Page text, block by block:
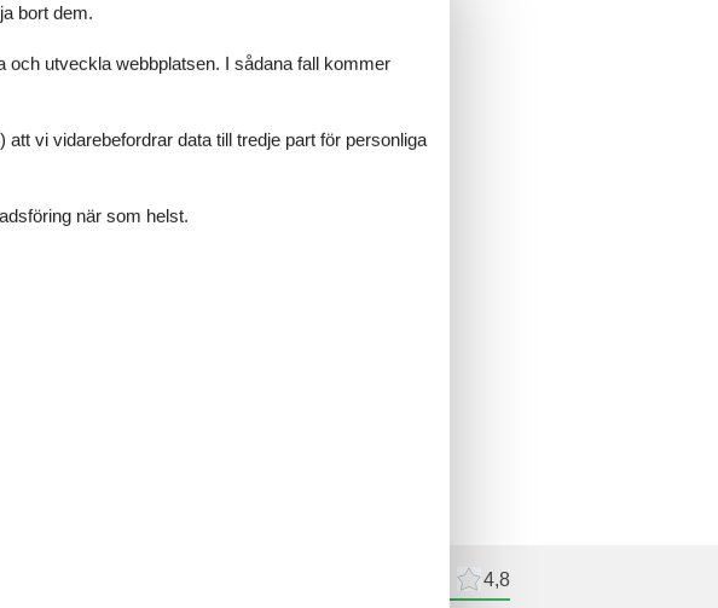
4,8
bort dem.
och utveckla webbplatsen. I sådana fall kommer
vi vidarebefordrar data till tredje part för personliga
när som helst.